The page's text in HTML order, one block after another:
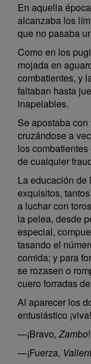
En aquella
alcanzaba los
que no pasaba
Como en los
mojada en
combatientes, y
faltaban hasta
inapelables.
Se apostaba
cruzándose a
los
de cualquier
La educación
exquisitos,
a luchar con
la pelea, desde
especial,
tasando el
comida; y para
se rozasen o
cuero forradas
Al aparecer los
entusiástico
—¡Bravo,Zambo!
—¡Fuerza,